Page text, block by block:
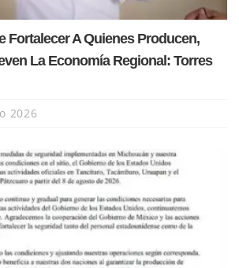
Fortalecer A Quienes Producen,
La Economía Regional: Torres
2026